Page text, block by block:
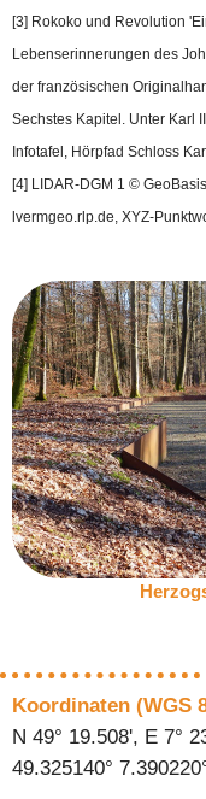
[3] Rokoko und Revolution
Lebenserinnerungen des
der französischen
Sechstes Kapitel. Unter Karl
Infotafel, Hörpfad Schloss
[4] LIDAR-DGM 1 ©
lvermgeo.rlp.de, XYZ-
Koordinaten (WGS
N 49° 19.508', E 7°
49.325140°